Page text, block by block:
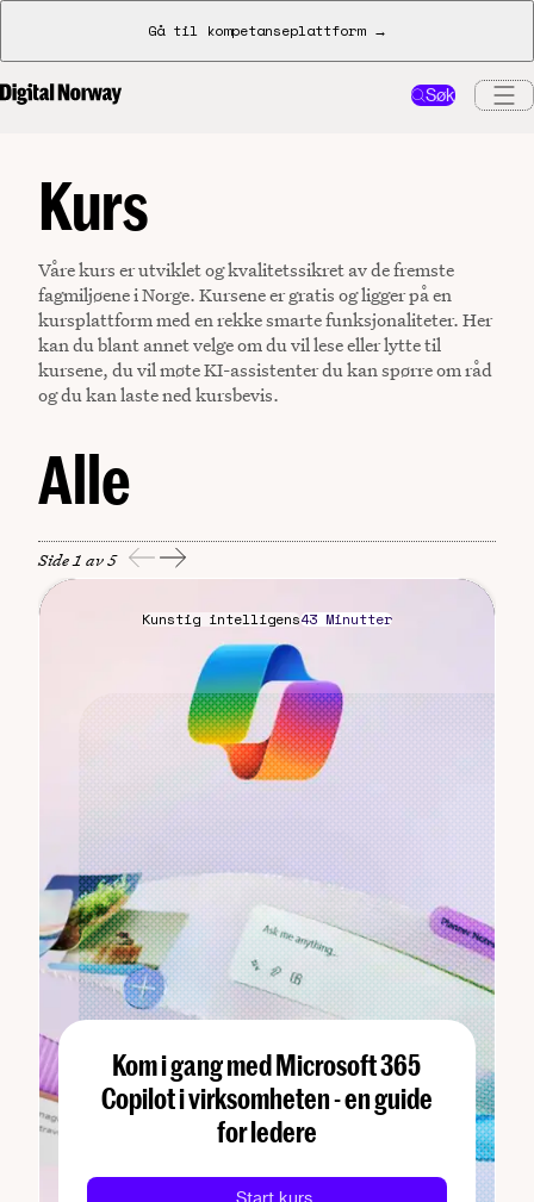
Gå til kompetanseplattform →
Søk
Kurs
Våre kurs er utviklet og kvalitetssikret av de fremste
fagmiljøene i Norge. Kursene er gratis og ligger på en
kursplattform med en rekke smarte funksjonaliteter. Her
kan du blant annet velge om du vil lese eller lytte til
kursene, du vil møte KI-assistenter du kan spørre om råd
og du kan laste ned kursbevis.
Alle
Side 1 av 5
Kunstig intelligens43 Minutter
Kom i gang med Microsoft 365
Copilot i virksomheten - en guide
for ledere
Start kurs